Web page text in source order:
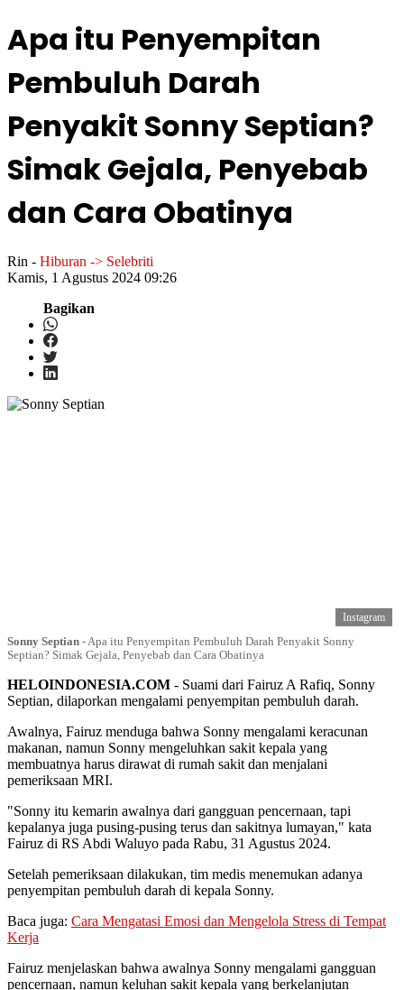
Apa itu Penyempitan
Pembuluh Darah
Penyakit Sonny Septian?
Simak Gejala, Penyebab
dan Cara Obatinya
Rin - Hiburan -> Selebriti
Kamis, 1 Agustus 2024 09:26
Bagikan
Instagram
Sonny Septian -Apa itu Penyempitan Pembuluh Darah Penyakit Sonny
Septian? Simak Gejala, Penyebab dan Cara Obatinya
HELOINDONESIA.COM - Suami dari Fairuz A Rafiq, Sonny
Septian, dilaporkan mengalami penyempitan pembuluh darah.
Awalnya, Fairuz menduga bahwa Sonny mengalami keracunan
makanan, namun Sonny mengeluhkan sakit kepala yang
membuatnya harus dirawat di rumah sakit dan menjalani
pemeriksaan MRI.
"Sonny itu kemarin awalnya dari gangguan pencernaan, tapi
kepalanya juga pusing-pusing terus dan sakitnya lumayan," kata
Fairuz di RS Abdi Waluyo pada Rabu, 31 Agustus 2024.
Setelah pemeriksaan dilakukan, tim medis menemukan adanya
penyempitan pembuluh darah di kepala Sonny.
Baca juga: Cara Mengatasi Emosi dan Mengelola Stress di Tempat
Kerja
Fairuz menjelaskan bahwa awalnya Sonny mengalami gangguan
pencernaan, namun keluhan sakit kepala yang berkelanjutan